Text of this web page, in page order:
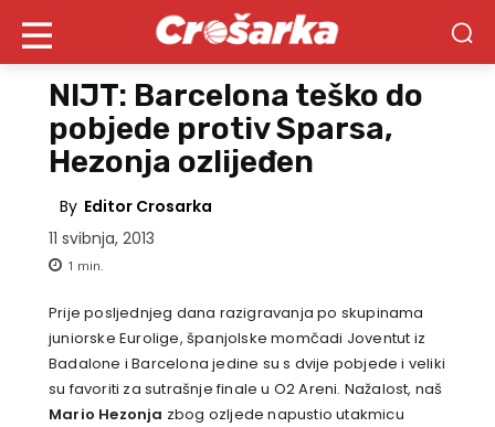
NIJT: Barcelona teško do
pobjede protiv Sparsa,
Hezonja ozlijeđen
By Editor Crosarka
11 svibnja, 2013
1 min.
Prije posljednjeg dana razigravanja po skupinama
juniorske Eurolige, španjolske momčadi Joventut iz
Badalone i Barcelona jedine su s dvije pobjede i veliki
su favoriti za sutrašnje finale u O2 Areni. Nažalost, naš
Mario Hezonja zbog ozljede napustio utakmicu